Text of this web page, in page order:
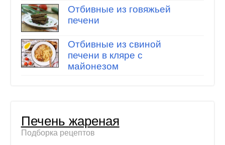
Отбивные из говяжьей
печени
Отбивные из свиной
печени в кляре с
майонезом
Печень жареная
Подборка рецептов